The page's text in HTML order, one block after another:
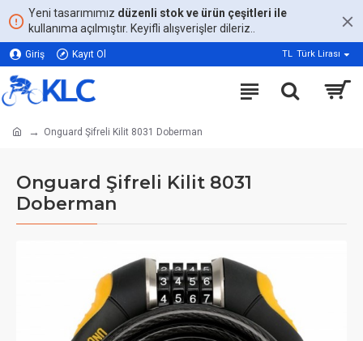
Yeni tasarımımız düzenli stok ve ürün çeşitleri ile
kullanıma açılmıştır. Keyifli alışverişler dileriz..
Giriş Kayıt Ol TL Türk Lirası
Onguard Şifreli Kilit 8031 Doberman
Onguard Şifreli Kilit 8031
Doberman